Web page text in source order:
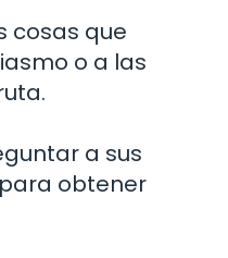
cosas que
o a las
a sus
obtener